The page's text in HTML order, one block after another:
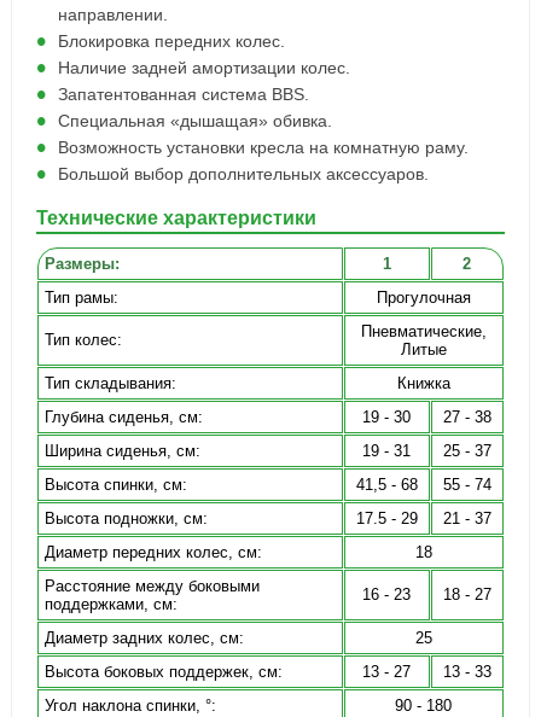
направлении.
Блокировка передних колес.
Наличие задней амортизации колес.
Запатентованная система BBS.
Специальная «дышащая» обивка.
Возможность установки кресла на комнатную раму.
Большой выбор дополнительных аксессуаров.
Технические характеристики
Размеры: 1
2
Тип рамы:
Прогулочная
Тип колес:
Пневматические,
Литые
Тип складывания:
Книжка
Глубина сиденья, см:
19 - 30
27 - 38
Ширина сиденья, см:
19 - 31
25 - 37
Высота спинки, см:
41,5 - 68
55 - 74
Высота подножки, см:
17.5 - 29
21 - 37
Диаметр передних колес, см:
18
Расстояние между боковыми
поддержками, см:
16 - 23 18 - 27
Диаметр задних колес, см:
25
Высота боковых поддержек, см:
13 - 27
13 - 33
Угол наклона спинки, °:
90 - 180